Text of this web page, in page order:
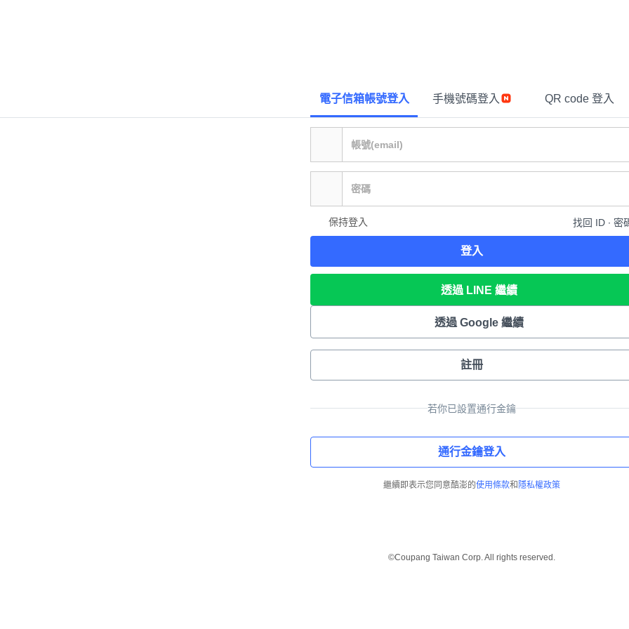
電子信箱帳號登入 手機號碼登入 QR code 登入
保持登入 找回 ID ∙ 密
登入
透過 LINE 繼續
透過 Google 繼續
註冊
若你已設置通行金鑰
通行金鑰登入
繼續即表示您同意酷澎的使用條款和 隱私權政策
©Coupang Taiwan Corp. All rights reserved.